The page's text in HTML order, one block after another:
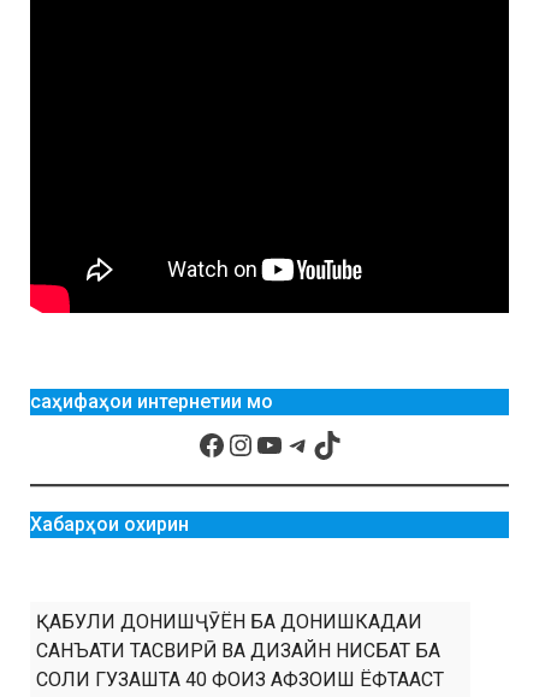
саҳифаҳои интернетии мо
Хабарҳои охирин
ҚАБУЛИ ДОНИШҶӮЁН БА ДОНИШКАДАИ
САНЪАТИ ТАСВИРӢ ВА ДИЗАЙН НИСБАТ БА
СОЛИ ГУЗАШТА 40 ФОИЗ АФЗОИШ ЁФТААСТ